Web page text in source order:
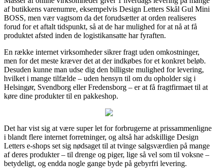
af butikkens varenumre, eksempelvis Design Letters Skål Gul Mini
BOSS, men vær vagtsom da det forudsætter at orden realiseres
forud for et aftalt tidspunkt, så at de har mulighed for at nå at få
produktet afsted inden de logistikansatte har fyraften.
En række internet virksomheder sikrer fragt uden omkostninger,
men for det meste kræver det at der indkøbes for et konkret beløb.
Desuden kunne man udse dig den billigste mulighed for levering,
hvilket i mange tilfælde – uden hensyn til om du opholder sig i
Helsingør, Svendborg eller Fredensborg – er at få fragtfirmaet til at
køre dine produkter til en pakkeshop.
Det har vist sig at være super let for forbrugerne at prissammenligne
i blandt flere internet forretninger, og altså har adskillige Design
Letters e-shops set sig nødsaget til at tvinge salgsværdien på mange
af deres produkter – til drenge og piger, lige så vel som til voksne –
betydeligt, og endda nogle gange byde på gebyrfri levering.